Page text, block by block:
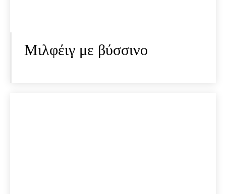
Μιλφέιγ με βύσσινο